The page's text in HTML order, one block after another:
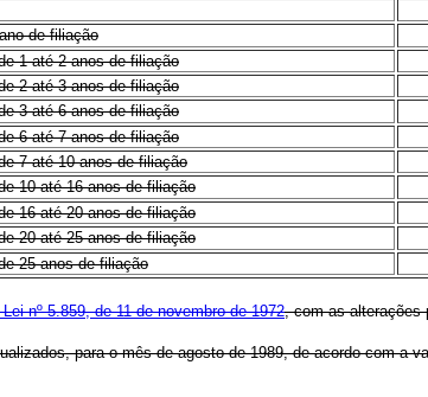
de filiação
1 até 2 anos de filiação
2 até 3 anos de filiação
3 até 6 anos de filiação
6 até 7 anos de filiação
7 até 10 anos de filiação
10 até 16 anos de filiação
16 até 20 anos de filiação
20 até 25 anos de filiação
25 anos de filiação
nº 5.859, de 11 de novembro de 1972, com as alterações
para o mês de agosto de 1989, de acordo com a